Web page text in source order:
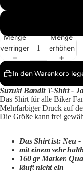
Menge
verringern
Menge
erhöhen
In den Warenkorb
Suzuki Bandit T-Shirt -
Das Shirt für alle Biker
Mehrfarbiger Druck auf
Die Größe kann frei
Das Shirt ist: Neu -
mit einem sehr
160 gr Marken
läuft nicht ein